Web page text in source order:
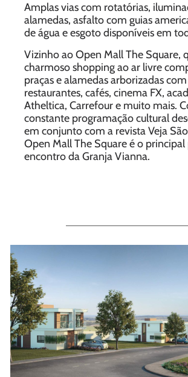
Amplas vias com rotatórias,
alamedas, asfalto com guias
de água e esgoto disponíveis em
Vizinho ao Open Mall The Square,
charmoso shopping ao ar livre
praças e alamedas arborizadas
restaurantes, cafés, cinema FX,
Atheltica, Carrefour e muito mais.
constante programação cultural
em conjunto com a revista Veja
Open Mall The Square é o
encontro da Granja Vianna.